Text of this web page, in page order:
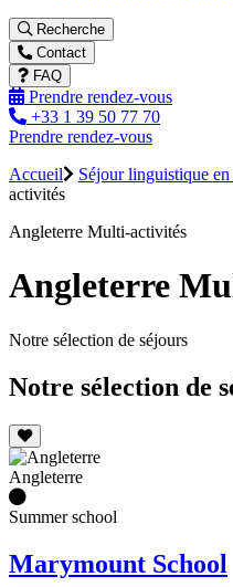
Recherche
Contact
FAQ
Prendre rendez-vous
+33 1 39 50 77 70
Prendre rendez-vous
Accueil
Séjour linguistique
activités
Angleterre Multi-activités
Angleterre
Notre sélection de séjours
Notre sélection de
Angleterre
Summer school
Marymount School